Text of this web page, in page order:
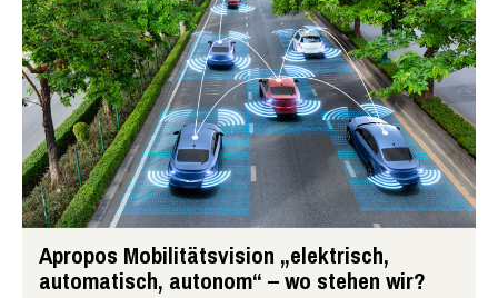
Apropos Mobilitätsvision „elektrisch,
automatisch, autonom“ – wo stehen wir?